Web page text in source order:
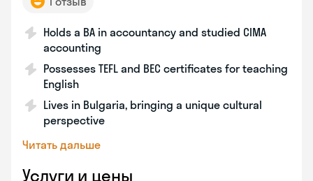
Holds a BA in accountancy and studied CIMA
accounting
Possesses TEFL and BEC certificates for teaching
English
Lives in Bulgaria, bringing a unique cultural
perspective
Читать дальше
Услуги и цены